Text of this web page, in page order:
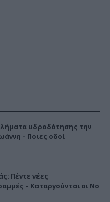
υδροδότησης την
– Ποιες οδοί
Πέντε νέες
– Καταργούνται οι Νο